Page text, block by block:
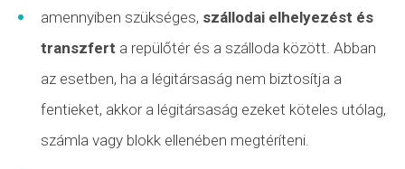
amennyiben szükséges, szállodai elhelyezést és
transzfert a repülőtér és a szálloda között. Abban
az esetben, ha a légitársaság nem biztosítja a
fentieket, akkor a légitársaság ezeket köteles utólag,
számla vagy blokk ellenében megtéríteni.